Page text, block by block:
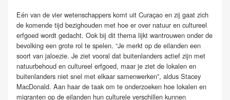
Eén van de vier wetenschappers komt uit Curaçao en zij gaat zich
de komende tijd bezighouden met hoe er over natuur en cultureel
erfgoed wordt gedacht. Ook bij dit thema lijkt wantrouwen onder de
bevolking een grote rol te spelen. “Je merkt op de eilanden een
soort van jaloezie. Je ziet vooral dat buitenlanders actief zijn met
natuurbehoud en cultureel erfgoed, maar je ziet de lokalen en
buitenlanders niet snel met elkaar samenwerken”, aldus Stacey
MacDonald. Aan haar de taak om te onderzoeken hoe lokalen en
migranten op de eilanden hun culturele verschillen kunnen